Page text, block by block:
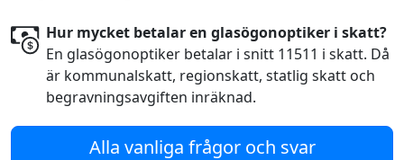
Hur mycket betalar en glasögonoptiker i skatt?
En glasögonoptiker betalar i snitt 11511 i skatt. Då
är kommunalskatt, regionskatt, statlig skatt och
begravningsavgiften inräknad.
Alla vanliga frågor och svar